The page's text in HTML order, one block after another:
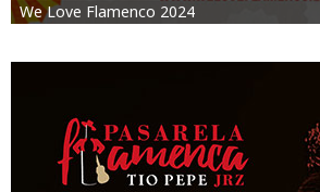
We Love Flamenco 2024